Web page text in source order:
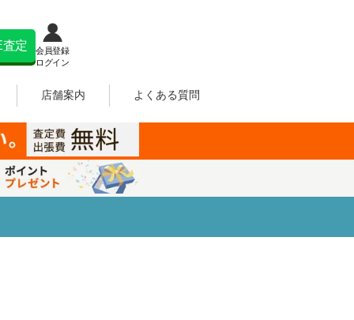
査定
会員登録
ログイン
店舗案内 よくある質問